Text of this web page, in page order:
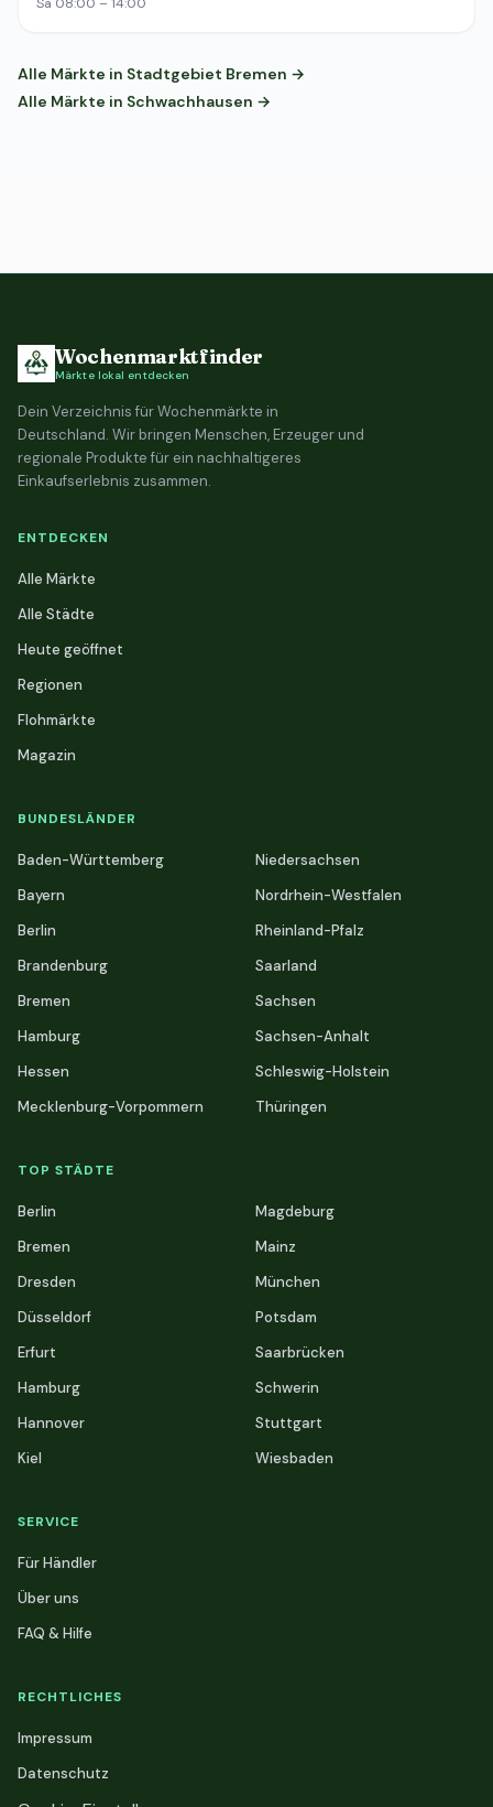
Alle Märkte in Stadtgebiet Bremen →
Alle Märkte in Schwachhausen →
Wochenmarktfinder
Märkte lokal entdecken
Dein Verzeichnis für Wochenmärkte in
Deutschland. Wir bringen Menschen, Erzeuger und
regionale Produkte für ein nachhaltigeres
Einkaufserlebnis zusammen.
ENTDECKEN
Alle Märkte
Alle Städte
Heute geöffnet
Regionen
Flohmärkte
Magazin
BUNDESLÄNDER
Baden-Württemberg
Bayern
Berlin
Brandenburg
Bremen
Hamburg
Hessen
Mecklenburg-Vorpommern
Niedersachsen
Nordrhein-Westfalen
Rheinland-Pfalz
Saarland
Sachsen
Sachsen-Anhalt
Schleswig-Holstein
Thüringen
TOP STÄDTE
Berlin
Bremen
Dresden
Düsseldorf
Erfurt
Hamburg
Hannover
Kiel
Magdeburg
Mainz
München
Potsdam
Saarbrücken
Schwerin
Stuttgart
Wiesbaden
SERVICE
Für Händler
Über uns
FAQ & Hilfe
RECHTLICHES
Impressum
Datenschutz